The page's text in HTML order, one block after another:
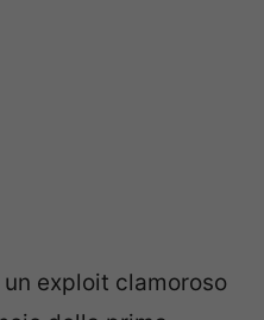
exploit clamoroso